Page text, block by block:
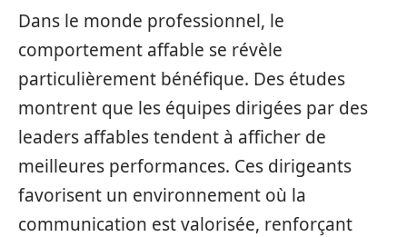
Dans le monde professionnel, le
comportement affable se révèle
particulièrement bénéfique. Des études
montrent que les équipes dirigées par des
leaders affables tendent à afficher de
meilleures performances. Ces dirigeants
favorisent un environnement où la
communication est valorisée, renforçant